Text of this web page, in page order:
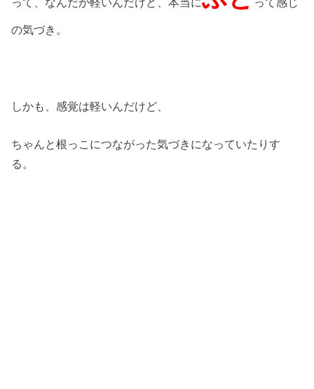
の気づき。
しかも、感覚は軽いんだけど、
ちゃんと根っこにつながった気づきになっていたりす
る。